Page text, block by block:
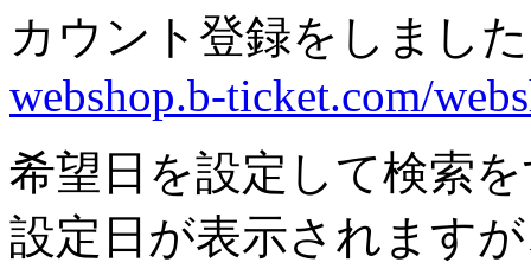
カウント登録をしまし
webshop.b-ticket.com/
希望日を設定して検索
設定日が表示されます